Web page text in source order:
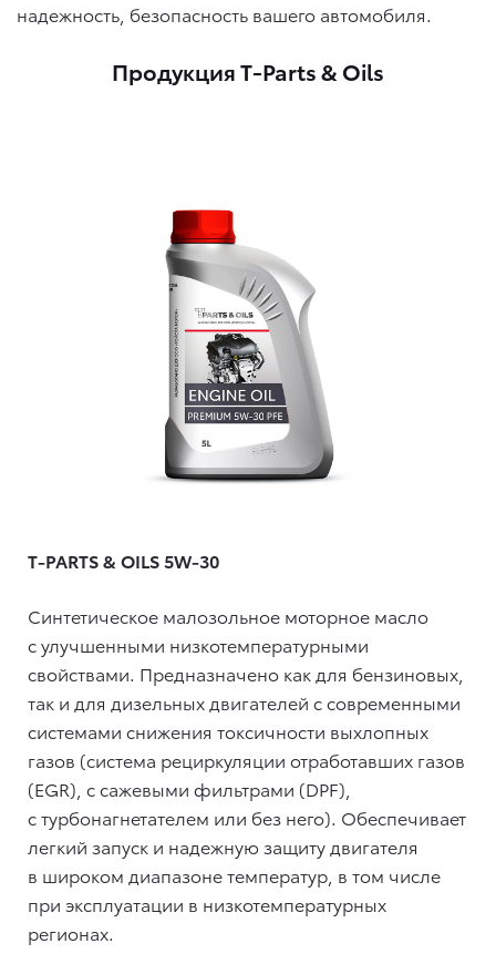
надежность, безопасность вашего автомобиля.
Продукция T-Parts & Oils
T-PARTS & OILS 5W-30
Синтетическое малозольное моторное масло
с улучшенными низкотемпературными
свойствами. Предназначено как для бензиновых,
так и для дизельных двигателей с современными
системами снижения токсичности выхлопных
газов (система рециркуляции отработавших газов
(EGR), c сажевыми фильтрами (DPF),
с турбонагнетателем или без него). Обеспечивает
легкий запуск и надежную защиту двигателя
в широком диапазоне температур, в том числе
при эксплуатации в низкотемпературных
регионах.